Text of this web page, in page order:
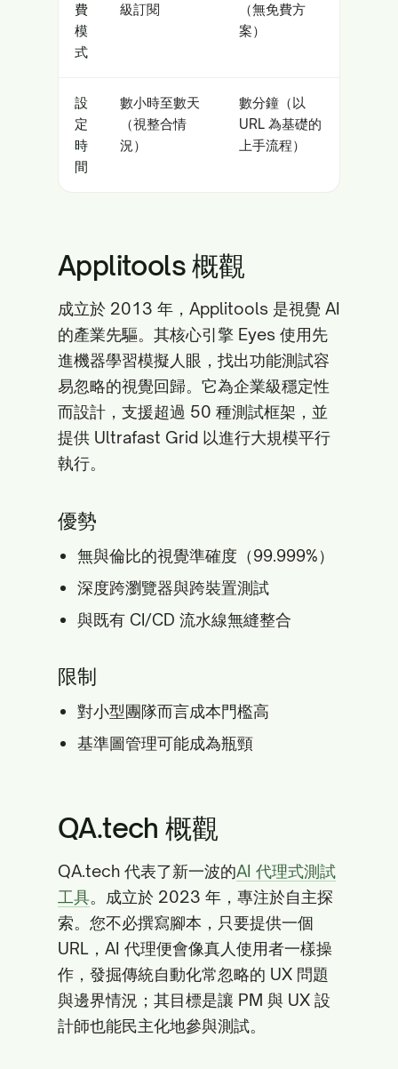
費
模
式
級訂閱
（無免費方
案）
設
定
時
間
數小時至數天
（視整合情
況）
數分鐘（以
URL 為基礎的
上手流程）
Applitools 概觀
成立於 2013 年，Applitools 是視覺 AI
的產業先驅。其核心引擎 Eyes 使用先
進機器學習模擬人眼，找出功能測試容
易忽略的視覺回歸。它為企業級穩定性
而設計，支援超過 50 種測試框架，並
提供 Ultrafast Grid 以進行大規模平行
執行。
優勢
無與倫比的視覺準確度（99.999%）
深度跨瀏覽器與跨裝置測試
與既有 CI/CD 流水線無縫整合
限制
對小型團隊而言成本門檻高
基準圖管理可能成為瓶頸
QA.tech 概觀
QA.tech 代表了新一波的AI 代理式測試
工具。成立於 2023 年，專注於自主探
索。您不必撰寫腳本，只要提供一個
URL，AI 代理便會像真人使用者一樣操
作，發掘傳統自動化常忽略的 UX 問題
與邊界情況；其目標是讓 PM 與 UX 設
計師也能民主化地參與測試。